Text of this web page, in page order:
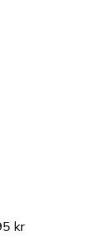
kr